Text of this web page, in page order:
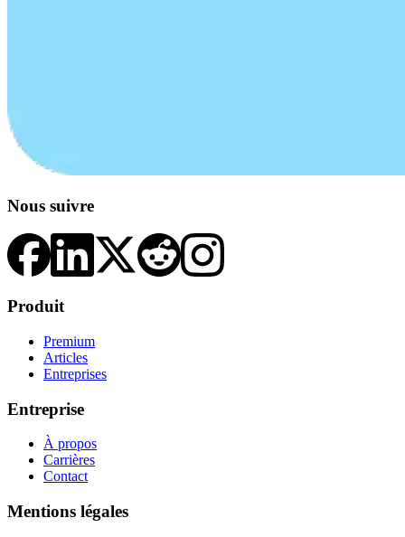
Nous suivre
Produit
Premium
Articles
Entreprises
Entreprise
À propos
Carrières
Contact
Mentions légales